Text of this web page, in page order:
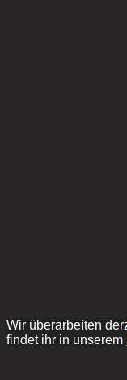
Wir überarbeiten
findet ihr in unserem